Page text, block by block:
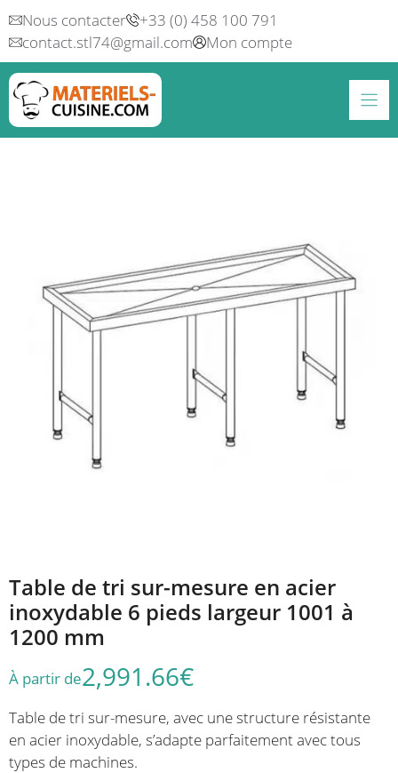
Aller
au
contenu
Nous contacter
+33 (0) 458 100 791
contact.stl74@gmail.com
Mon compte
Table de tri sur-mesure en acier
inoxydable 6 pieds largeur 1001 à
1200 mm
À partir de2,991.66€
Table de tri sur-mesure, avec une structure résistante
en acier inoxydable, s’adapte parfaitement avec tous
types de machines.